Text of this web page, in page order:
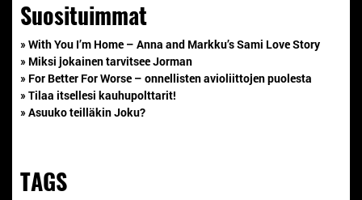
Suosituimmat
» With You I’m Home – Anna and Markku’s Sami Love Story
» Miksi jokainen tarvitsee Jorman
» For Better For Worse – onnellisten avioliittojen puolesta
» Tilaa itsellesi kauhupolttarit!
» Asuuko teilläkin Joku?
TAGS